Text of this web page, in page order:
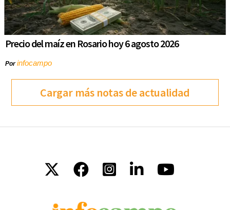
Precio del maíz en Rosario hoy 6 agosto 2026
Porinfocampo
Cargar más notas de actualidad